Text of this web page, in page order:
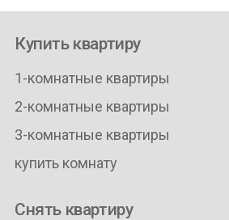
Купить квартиру
1-комнатные квартиры
2-комнатные квартиры
3-комнатные квартиры
купить комнату
Снять квартиру